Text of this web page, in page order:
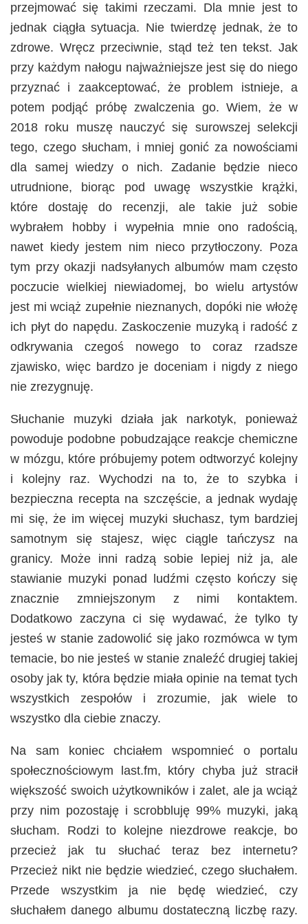
przejmować się takimi rzeczami. Dla mnie jest to
jednak ciągła sytuacja. Nie twierdzę jednak, że to
zdrowe. Wręcz przeciwnie, stąd też ten tekst. Jak
przy każdym nałogu najważniejsze jest się do niego
przyznać i zaakceptować, że problem istnieje, a
potem podjąć próbę zwalczenia go. Wiem, że w
2018 roku muszę nauczyć się surowszej selekcji
tego, czego słucham, i mniej gonić za nowościami
dla samej wiedzy o nich. Zadanie będzie nieco
utrudnione, biorąc pod uwagę wszystkie krążki,
które dostaję do recenzji, ale takie już sobie
wybrałem hobby i wypełnia mnie ono radością,
nawet kiedy jestem nim nieco przytłoczony. Poza
tym przy okazji nadsyłanych albumów mam często
poczucie wielkiej niewiadomej, bo wielu artystów
jest mi wciąż zupełnie nieznanych, dopóki nie włożę
ich płyt do napędu. Zaskoczenie muzyką i radość z
odkrywania czegoś nowego to coraz rzadsze
zjawisko, więc bardzo je doceniam i nigdy z niego
nie zrezygnuję.
Słuchanie muzyki działa jak narkotyk, ponieważ
powoduje podobne pobudzające reakcje chemiczne
w mózgu, które próbujemy potem odtworzyć kolejny
i kolejny raz. Wychodzi na to, że to szybka i
bezpieczna recepta na szczęście, a jednak wydaję
mi się, że im więcej muzyki słuchasz, tym bardziej
samotnym się stajesz, więc ciągle tańczysz na
granicy. Może inni radzą sobie lepiej niż ja, ale
stawianie muzyki ponad ludźmi często kończy się
znacznie zmniejszonym z nimi kontaktem.
Dodatkowo zaczyna ci się wydawać, że tylko ty
jesteś w stanie zadowolić się jako rozmówca w tym
temacie, bo nie jesteś w stanie znaleźć drugiej takiej
osoby jak ty, która będzie miała opinie na temat tych
wszystkich zespołów i zrozumie, jak wiele to
wszystko dla ciebie znaczy.
Na sam koniec chciałem wspomnieć o portalu
społecznościowym last.fm, który chyba już stracił
większość swoich użytkowników i zalet, ale ja wciąż
przy nim pozostaję i scrobbluję 99% muzyki, jaką
słucham. Rodzi to kolejne niezdrowe reakcje, bo
przecież jak tu słuchać teraz bez internetu?
Przecież nikt nie będzie wiedzieć, czego słuchałem.
Przede wszystkim ja nie będę wiedzieć, czy
słuchałem danego albumu dostateczną liczbę razy.